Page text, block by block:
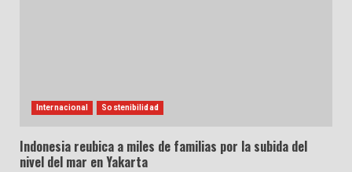
Internacional Sostenibilidad
Indonesia reubica a miles de familias por la subida del
nivel del mar en Yakarta